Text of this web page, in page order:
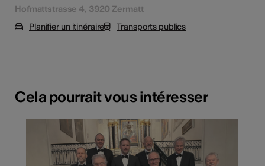
Hofmattstrasse 4, 3920 Zermatt
Planifier un itinéraire
Transports publics
Cela pourrait vous intéresser